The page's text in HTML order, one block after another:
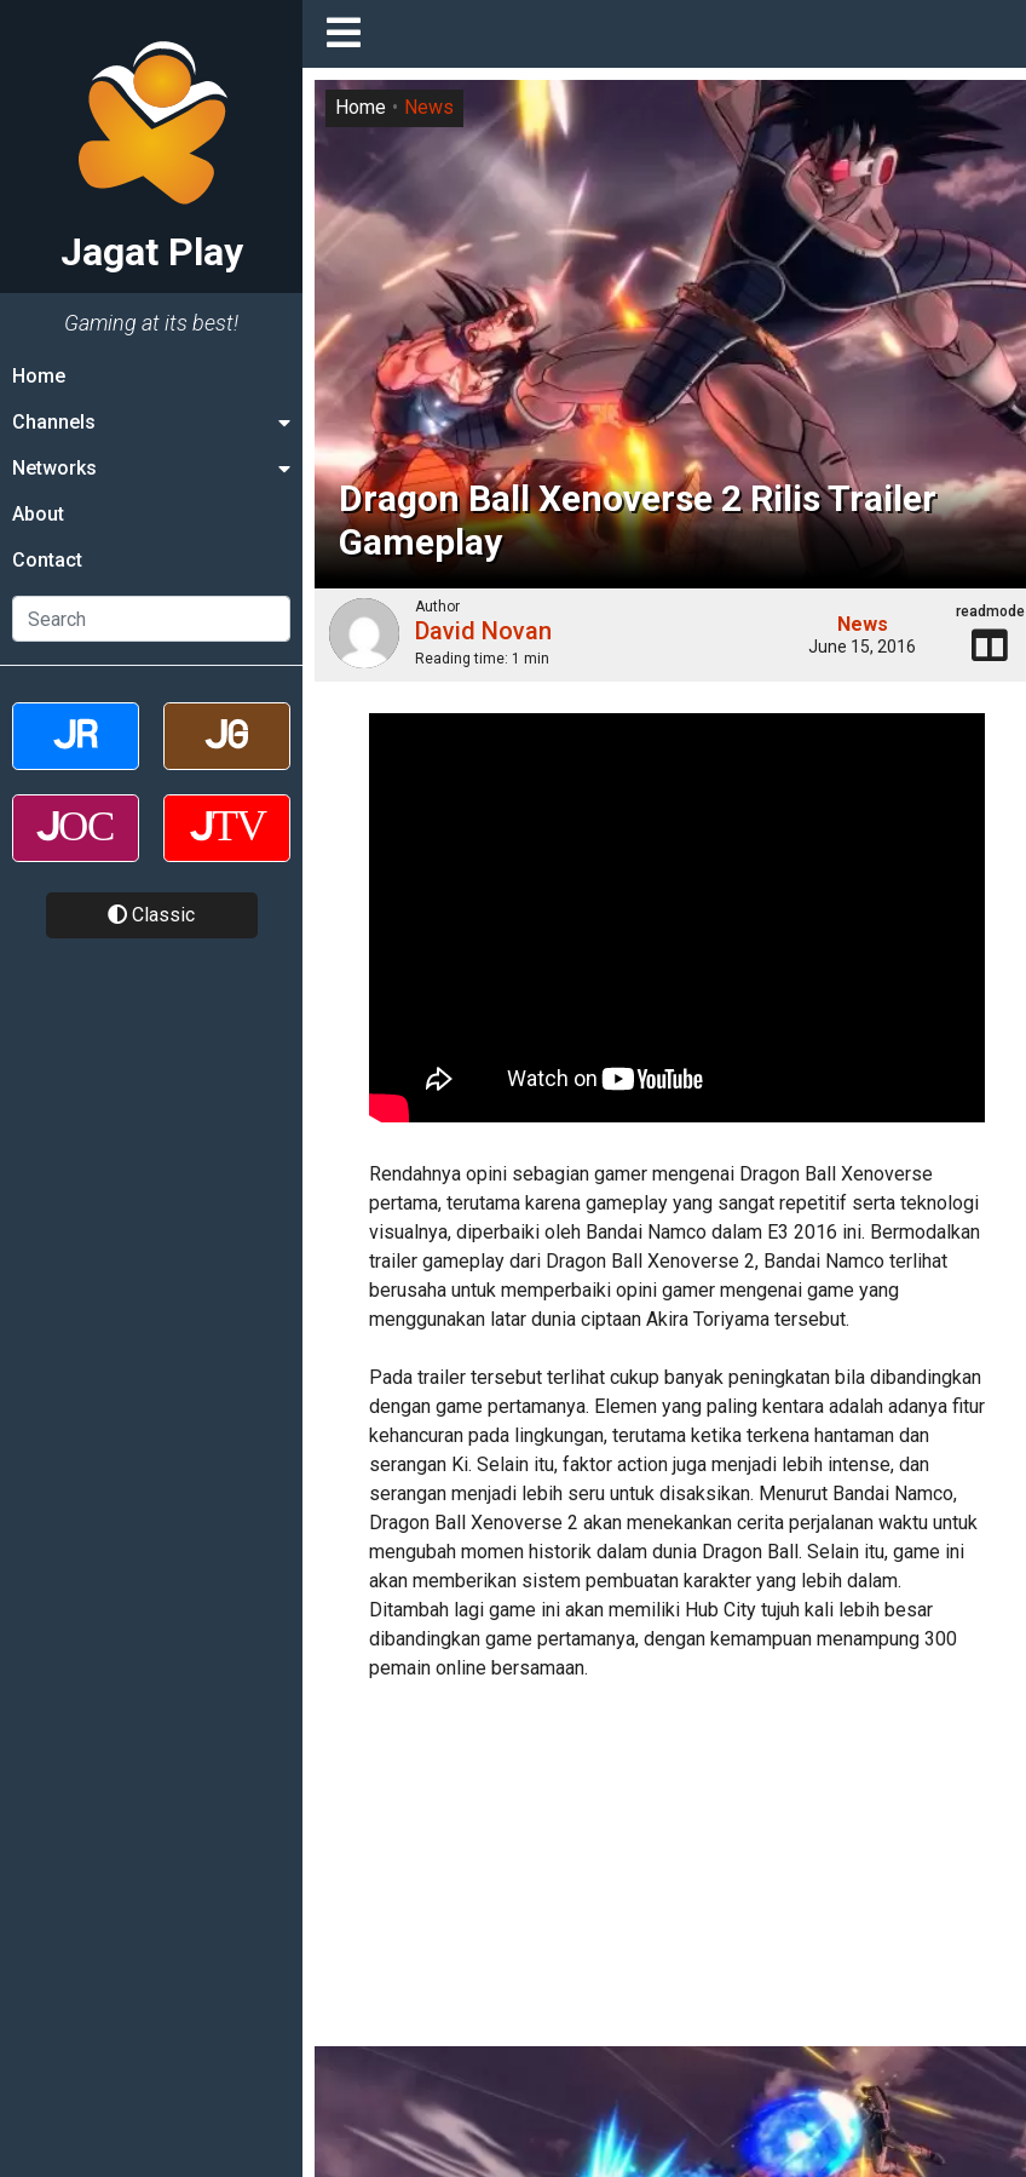
Jagat Play
Gaming at its best!
Home
Channels
Networks
About
Contact
Classic
Dragon Ball Xenoverse 2 Rilis Trailer
Gameplay
Home News
Author
David Novan
Reading time: 1 min
News
June 15, 2016
readmode
Rendahnya opini sebagian gamer mengenai Dragon Ball Xenoverse
pertama, terutama karena gameplay yang sangat repetitif serta teknologi
visualnya, diperbaiki oleh Bandai Namco dalam E3 2016 ini. Bermodalkan
trailer gameplay dari Dragon Ball Xenoverse 2, Bandai Namco terlihat
berusaha untuk memperbaiki opini gamer mengenai game yang
menggunakan latar dunia ciptaan Akira Toriyama tersebut.
Pada trailer tersebut terlihat cukup banyak peningkatan bila dibandingkan
dengan game pertamanya. Elemen yang paling kentara adalah adanya fitur
kehancuran pada lingkungan, terutama ketika terkena hantaman dan
serangan Ki. Selain itu, faktor action juga menjadi lebih intense, dan
serangan menjadi lebih seru untuk disaksikan. Menurut Bandai Namco,
Dragon Ball Xenoverse 2 akan menekankan cerita perjalanan waktu untuk
mengubah momen historik dalam dunia Dragon Ball. Selain itu, game ini
akan memberikan sistem pembuatan karakter yang lebih dalam.
Ditambah lagi game ini akan memiliki Hub City tujuh kali lebih besar
dibandingkan game pertamanya, dengan kemampuan menampung 300
pemain online bersamaan.